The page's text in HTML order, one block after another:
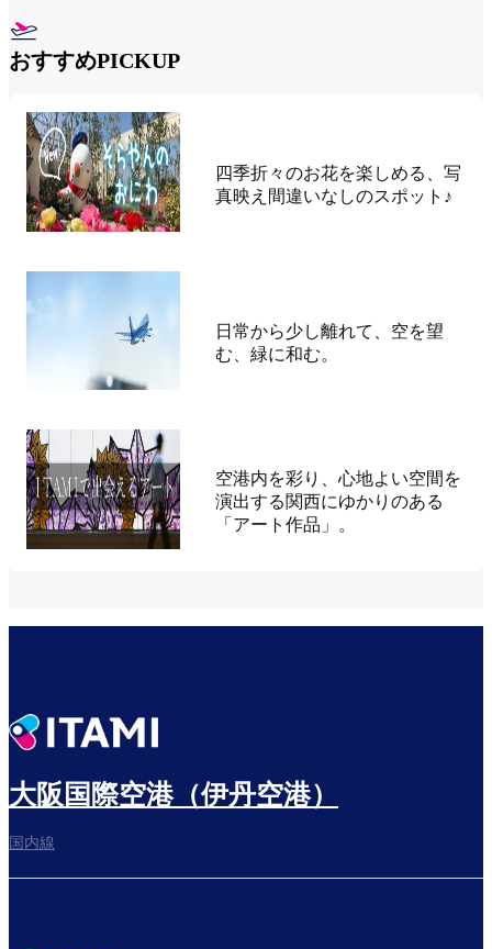
おすすめPICKUP
四季折々のお花を楽しめる、写
真映え間違いなしのスポット♪
日常から少し離れて、空を望
む、緑に和む。
空港内を彩り、心地よい空間を
演出する関西にゆかりのある
「アート作品」。
大阪国際空港（伊丹空港）
国内線